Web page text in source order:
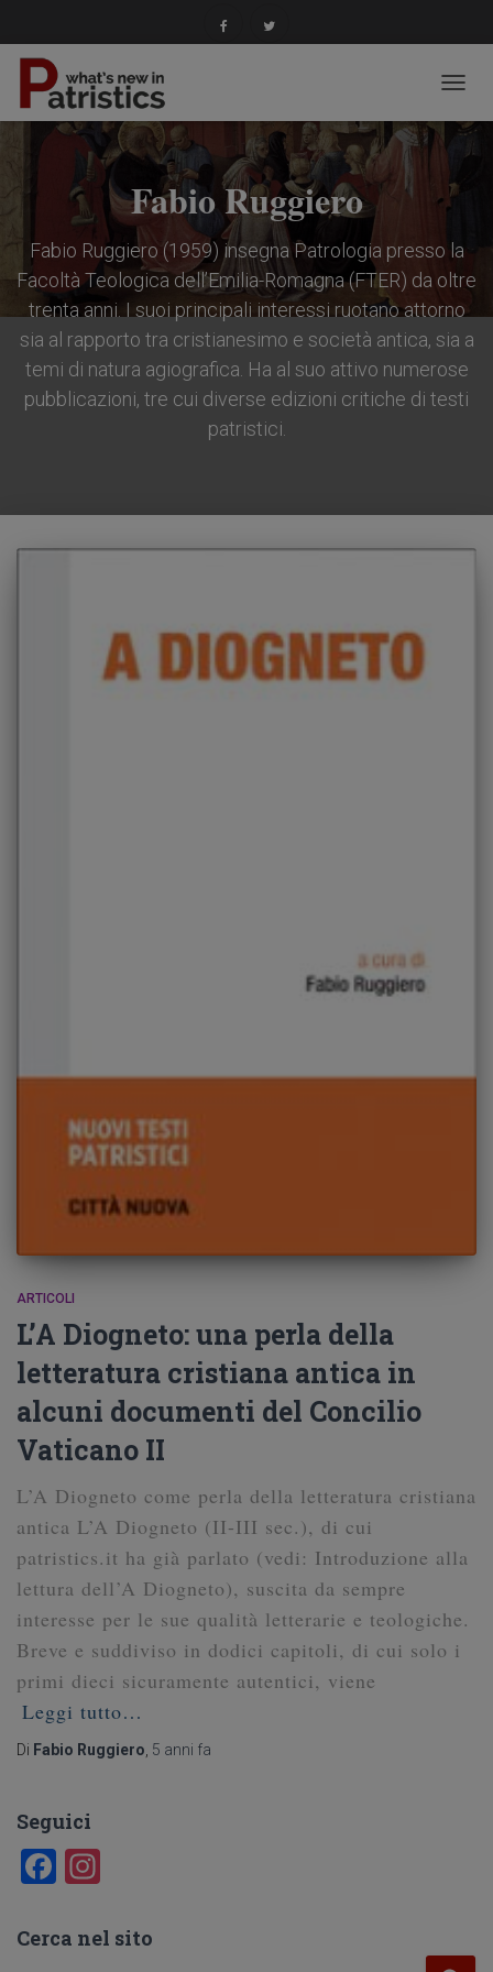
Fabio Ruggiero
Fabio Ruggiero (1959) insegna Patrologia presso la
Facoltà Teologica dell’Emilia-Romagna (FTER) da oltre
trenta anni. I suoi principali interessi ruotano attorno
sia al rapporto tra cristianesimo e società antica, sia a
temi di natura agiografica. Ha al suo attivo numerose
pubblicazioni, tre cui diverse edizioni critiche di testi
patristici.
ARTICOLI
L’A Diogneto: una perla della
letteratura cristiana antica in
alcuni documenti del Concilio
Vaticano II
L’A Diogneto come perla della letteratura cristiana
antica L’A Diogneto (II-III sec.), di cui
patristics.it ha già parlato (vedi: Introduzione alla
lettura dell’A Diogneto), suscita da sempre
interesse per le sue qualità letterarie e teologiche.
Breve e suddiviso in dodici capitoli, di cui solo i
primi dieci sicuramente autentici, viene
Leggi tutto…
Di Fabio Ruggiero 5 anni fa
Seguici
F
c
a
Cerca nel sito